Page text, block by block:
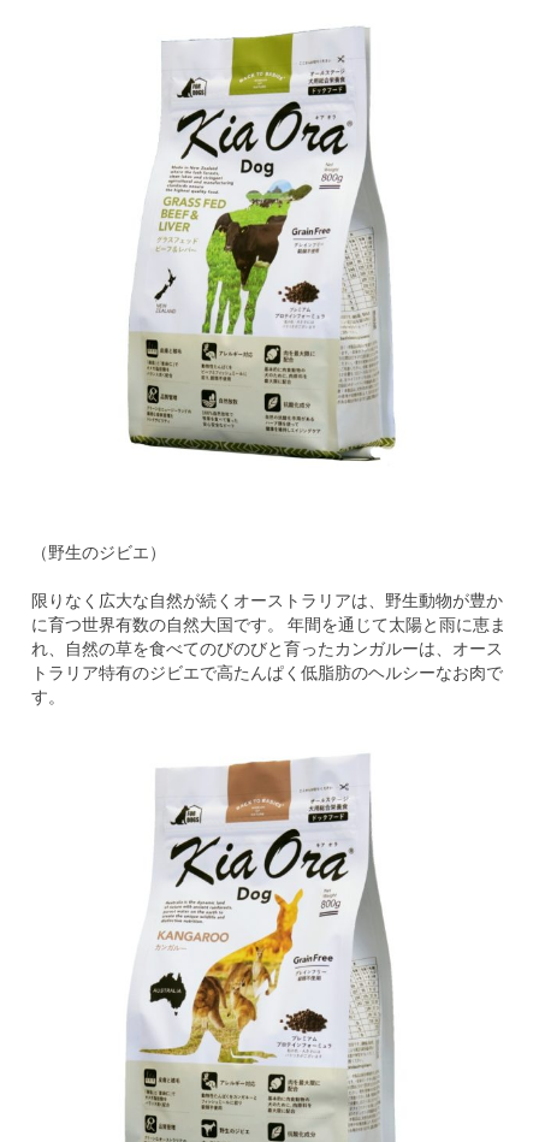
（野生のジビエ）
限りなく広大な自然が続くオーストラリアは、野生動物が豊か
に育つ世界有数の自然大国です。 年間を通じて太陽と雨に恵ま
れ、自然の草を食べてのびのびと育ったカンガルーは、オース
トラリア特有のジビエで高たんぱく低脂肪のヘルシーなお肉で
す。